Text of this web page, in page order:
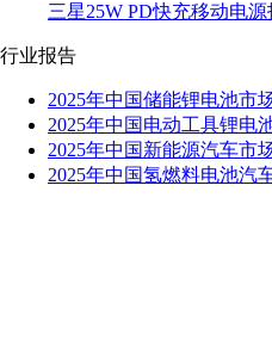
三星25W PD快充移动电源
行业报告
2025年中国储能锂电池市
2025年中国电动工具锂电
2025年中国新能源汽车市
2025年中国氢燃料电池汽